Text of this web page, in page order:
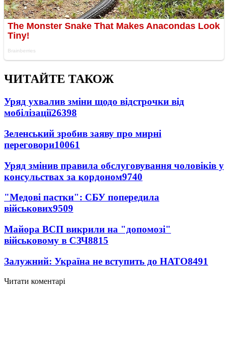
ЧИТАЙТЕ ТАКОЖ
Уряд ухвалив зміни щодо відстрочки від
мобілізації26398
Зеленський зробив заяву про мирні
переговори10061
Уряд змінив правила обслуговування чоловіків у
консульствах за кордоном9740
"Медові пастки": СБУ попередила
військових9509
Майора ВСП викрили на "допомозі"
військовому в СЗЧ8815
Залужний: Україна не вступить до НАТО8491
Читати коментарі